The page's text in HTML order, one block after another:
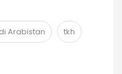
Arabistan tkh